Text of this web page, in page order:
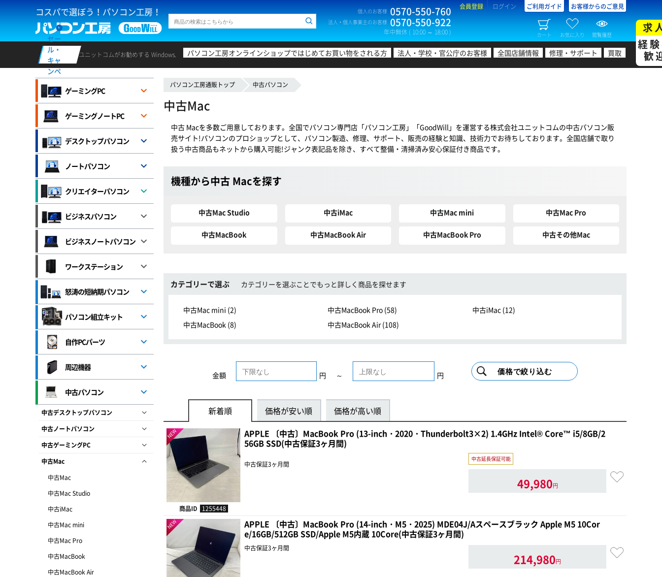
コスパで選ぼう！パソコン工房！ 個人のお客様 0570-550-760
法人・個人事業主のお客様 0570-550-922
年中無休 ( 10:00 ～ 18:00 )
会員登録 ログイン ご利用ガイド お客様からのご意見
カート お気に入り 閲覧履歴
セー
ル・
キャ
ンペ
ユニットコムがお勧めする Windows. パソコン工房オンラインショップではじめてお買い物をされる方 法人・学校・官公庁のお客様 全国店舗情報 修理・サポート 買取
求
経
歓
パソコン工房通販トップ 中古パソコン
中古Mac
中古 Macを多数ご用意しております。全国でパソコン専門店「パソコン工房」「GoodWill」を運営する株式会社ユニットコムの中古パソコン販
売サイト!パソコンのプロショップとして、パソコン製造、修理、サポート、販売の経験と知識、技術力でお待ちしております。全国店舗で取り
扱う中古商品もネットから購入可能!ジャンク表記品を除き、すべて整備・清掃済み安心保証付き商品です。
機種から中古 Macを探す
中古Mac Studio 中古iMac 中古Mac mini 中古Mac Pro
中古MacBook 中古MacBook Air 中古MacBook Pro 中古その他Mac
カテゴリーで選ぶ カテゴリーを選ぶことでもっと詳しく商品を探せます
中古Mac mini (2) 中古MacBook Pro (58) 中古iMac (12)
中古MacBook (8) 中古MacBook Air (108)
金額 円 ～ 円
新着順 価格が安い順 価格が高い順
NEW
商品ID 1255448
APPLE 〔中古〕MacBook Pro (13-inch・2020・Thunderbolt3×2) 1.4GHz Intel® Core™ i5/8GB/2
56GB SSD(中古保証3ヶ月間)
中古保証3ヶ月間
中古延長保証可能
49,980円
NEW
APPLE 〔中古〕MacBook Pro (14-inch・M5・2025) MDE04J/Aスペースブラック Apple M5 10Cor
e/16GB/512GB SSD/Apple M5内蔵 10Core(中古保証3ヶ月間)
中古保証3ヶ月間
214,980円
ゲーミングPC
ゲーミングノートPC
デスクトップパソコン
ノートパソコン
クリエイターパソコン
ビジネスパソコン
ビジネスノートパソコン
ワークステーション
怒涛の短納期パソコン
パソコン組立キット
自作PCパーツ
周辺機器
中古パソコン
中古デスクトップパソコン
中古ノートパソコン
中古ゲーミングPC
中古Mac
中古Mac
中古Mac Studio
中古iMac
中古Mac mini
中古Mac Pro
中古MacBook
中古MacBook Air